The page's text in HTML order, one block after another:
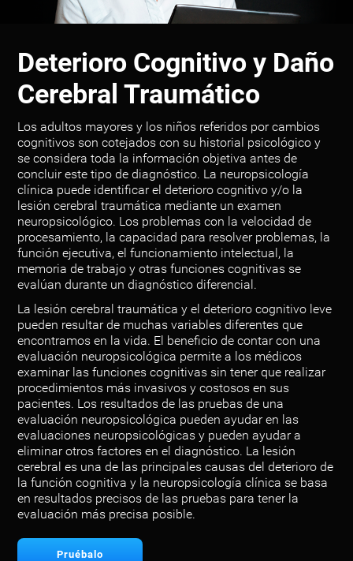
Deterioro Cognitivo y Daño
Cerebral Traumático
Los adultos mayores y los niños referidos por cambios
cognitivos son cotejados con su historial psicológico y
se considera toda la información objetiva antes de
concluir este tipo de diagnóstico. La neuropsicología
clínica puede identificar el deterioro cognitivo y/o la
lesión cerebral traumática mediante un examen
neuropsicológico. Los problemas con la velocidad de
procesamiento, la capacidad para resolver problemas, la
función ejecutiva, el funcionamiento intelectual, la
memoria de trabajo y otras funciones cognitivas se
evalúan durante un diagnóstico diferencial.
La lesión cerebral traumática y el deterioro cognitivo leve
pueden resultar de muchas variables diferentes que
encontramos en la vida. El beneficio de contar con una
evaluación neuropsicológica permite a los médicos
examinar las funciones cognitivas sin tener que realizar
procedimientos más invasivos y costosos en sus
pacientes. Los resultados de las pruebas de una
evaluación neuropsicológica pueden ayudar en las
evaluaciones neuropsicológicas y pueden ayudar a
eliminar otros factores en el diagnóstico. La lesión
cerebral es una de las principales causas del deterioro de
la función cognitiva y la neuropsicología clínica se basa
en resultados precisos de las pruebas para tener la
evaluación más precisa posible.
Pruébalo